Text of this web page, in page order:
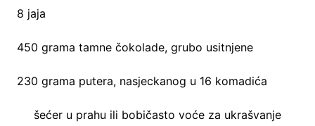
8 jaja
450 grama tamne čokolade, grubo usitnjene
230 grama putera, nasjeckanog u 16 komadića
šećer u prahu ili bobičasto voće za ukrašvanje